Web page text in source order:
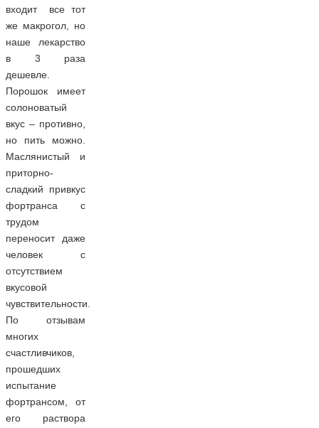
входит все тот
же макрогол, но
наше лекарство
в 3 раза
дешевле.
Порошок имеет
солоноватый
вкус – противно,
но пить можно.
Маслянистый и
приторно-
сладкий привкус
фортранса с
трудом
переносит даже
человек с
отсутствием
вкусовой
чувствительности.
По отзывам
многих
счастливчиков,
прошедших
испытание
фортрансом, от
его раствора